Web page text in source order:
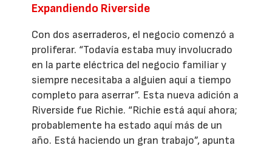
Expandiendo Riverside
Con dos aserraderos, el negocio comenzó a
proliferar. “Todavía estaba muy involucrado
en la parte eléctrica del negocio familiar y
siempre necesitaba a alguien aquí a tiempo
completo para aserrar”. Esta nueva adición a
Riverside fue Richie. “Richie está aquí ahora;
probablemente ha estado aquí más de un
año. Está haciendo un gran trabajo”, apunta